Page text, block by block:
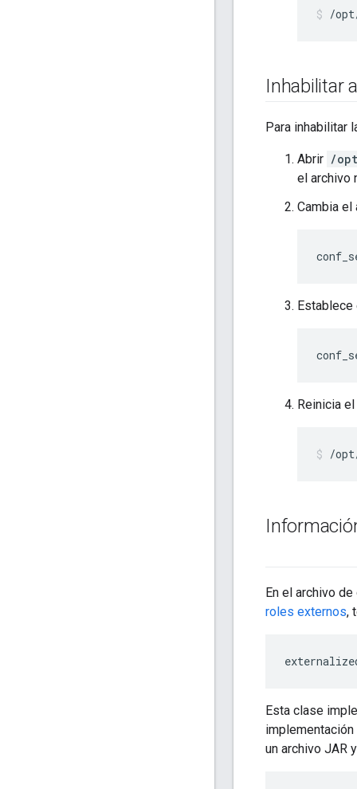
/
Inhabilitar
Para inhabilitar
Abrir /
el archivo
Cambia el
Establece
Reinicia
/
En el archivo
roles externos,
Esta clase
un archivo JAR